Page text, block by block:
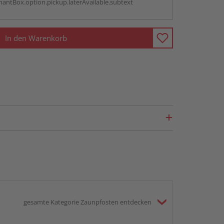
In den Warenkorb
gesamte Kategorie Zaunpfosten entdecken